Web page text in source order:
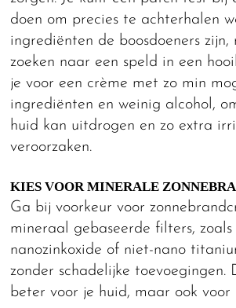
doen om precies te achterhalen
ingrediënten de boosdoeners
zoeken naar een speld in een
je voor een crème met zo min
ingrediënten en weinig alcohol,
huid kan uitdrogen en zo extra
veroorzaken.
KIES VOOR MINERALE
Ga bij voorkeur voor
mineraal gebaseerde filters, zoals
nanozinkoxide of niet-nano
zonder schadelijke toevoegingen.
beter voor je huid, maar ook voor